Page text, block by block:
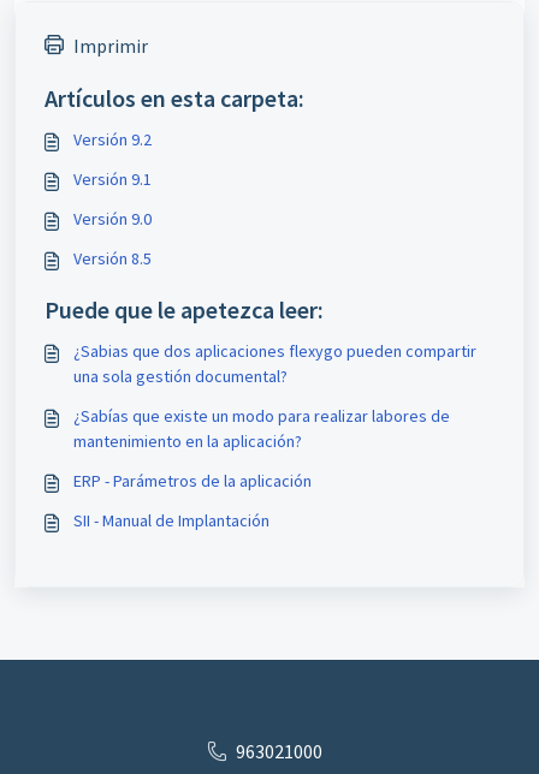
Imprimir
Artículos en esta carpeta:
Versión 9.2
Versión 9.1
Versión 9.0
Versión 8.5
Puede que le apetezca leer:
¿Sabias que dos aplicaciones flexygo pueden compartir
una sola gestión documental?
¿Sabías que existe un modo para realizar labores de
mantenimiento en la aplicación?
ERP - Parámetros de la aplicación
SII - Manual de Implantación
963021000